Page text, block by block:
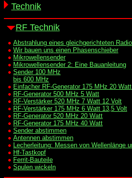
Technik
RF Technik
Abstrahlung eines gleichgerichteten
Wir bauen uns einen Phasenschieber
Mikrowellensender
Mikrowellensender 2: Eine Bauanleitung
Sender 100 MHz
bis 600 MHz
Einfacher RF-Generator 175 MHz 20
RF-Generator 500 MHz 5 Watt
RF-Verstärker 520 MHz 7 Watt 12 Volt
RF-Verstärker 175 MHz 6 Watt 13,5 Volt
RF-Generator 520 MHz 20 Watt
RF-Generator 175 MHz 40 Watt
Sender abstimmen
Antennen abstimmen
Lecherleitung: Messen von Wellenlänge
Hf-Tastkopf
Ferrit-Bauteile
Spulen wickeln